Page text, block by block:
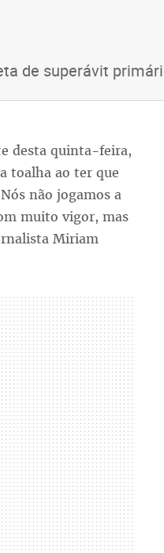
de superávit
desta quinta-feira,
toalha ao ter que
não jogamos a
muito vigor, mas
Miriam